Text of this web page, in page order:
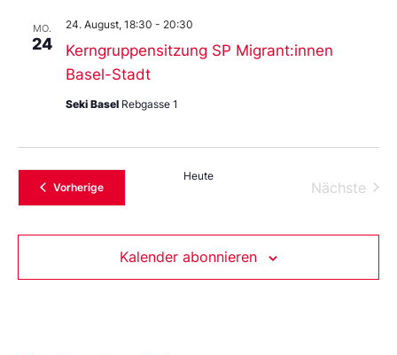
aus.
MO.
24
Kerngruppensitzung SP Migrant:innen
Basel-Stadt
24. August, 18:30 - 20:30
Seki Basel Rebgasse 1
VorherigeVeranstaltungen
Heute
Nächste
Kalender abonnieren